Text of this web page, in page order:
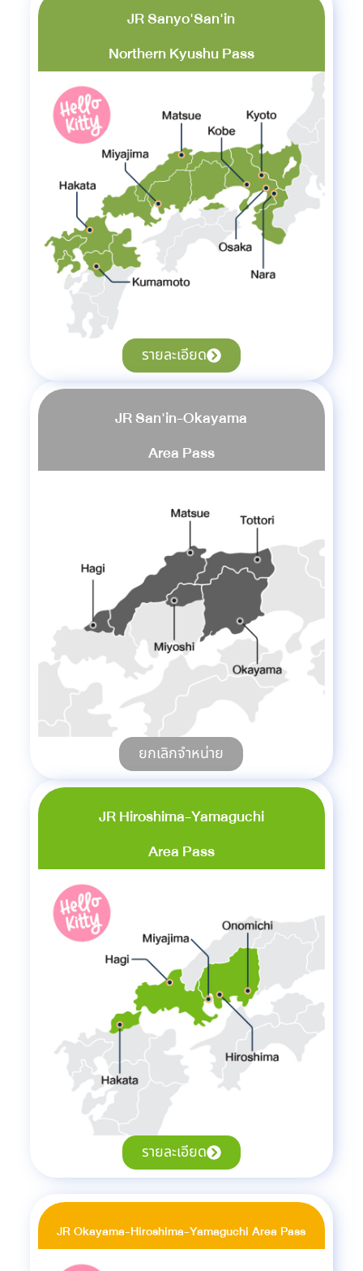
JR Sanyo'San'in
Northern Kyushu Pass
รายละเอียด
JR San'in-Okayama
Area Pass
ยกเลิกจำหน่าย
JR Hiroshima-Yamaguchi
Area Pass
รายละเอียด
JR Okayama-Hiroshima-Yamaguchi Area Pass